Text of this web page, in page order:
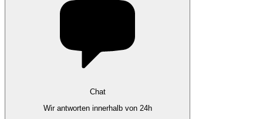
Chat
Wir antworten innerhalb von 24h